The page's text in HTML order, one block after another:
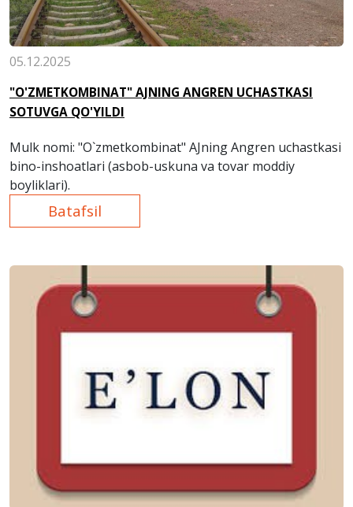
05.12.2025
"O'ZMETKOMBINAT" AJNING ANGREN UCHASTKASI
SOTUVGA QO'YILDI
Mulk nomi: "O`zmetkombinat" AJning Angren uchastkasi
bino-inshoatlari (asbob-uskuna va tovar moddiy
boyliklari).
Batafsil